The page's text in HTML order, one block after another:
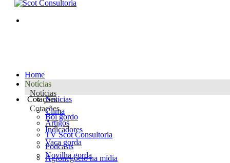
Home
Notícias
Notícias
Notícias
Clima
Artigos
TV Scot Consultoria
Podcasts
Agronegócio na mídia
Cotações
Cotações
Boi gordo
Indicadores
Vaca gorda
Novilha gorda